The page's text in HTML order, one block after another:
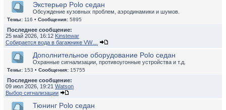
Экстерьер Polo седан
Обсуждение кузовных проблем, аэродинамики и шумов.
Темы: 116 • Сообщения: 5895
Последнее сообщение:
25 май 2026, 16:12 Kinstewar
Собирается вода в багажнике VW…
Дополнительное оборудование Polo седан
Охранные сигнализации, противоугонные устройства и т.д.
Темы: 153 • Сообщения: 15755
Последнее сообщение:
09 июл 2026, 19:21 Watson
Выбор сигнализации
Тюнинг Polo седан